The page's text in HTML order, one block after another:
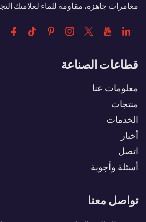
مغامرات جاهزة، مقاومة للماء لعلامتك
قطاعات الصناعة
معلومات عنا
منتجات
الخدمات
أخبار
اتصل
أسئلة وأجوبة
تواصل معنا